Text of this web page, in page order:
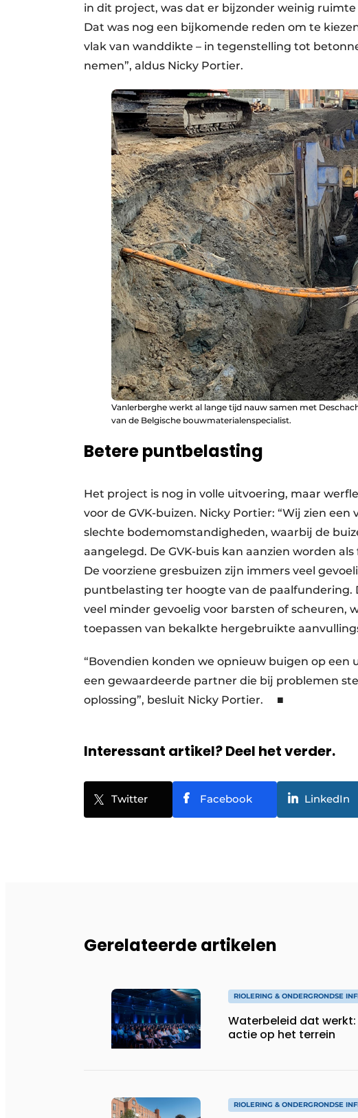
in dit project, was dat er bijzonder weinig
Dat was nog een bijkomende reden om te
vlak van wanddikte – in tegenstelling tot
nemen”, aldus Nicky Portier.
Vanlerberghe werkt al lange tijd nauw samen met
van de Belgische bouwmaterialenspecialist.
Betere puntbelasting
Het project is nog in volle uitvoering, maar
voor de GVK-buizen. Nicky Portier: “Wij zien
slechte bodemomstandigheden, waarbij de
aangelegd. De GVK-buis kan aanzien worden
De voorziene gresbuizen zijn immers veel
puntbelasting ter hoogte van de paalfundering.
veel minder gevoelig voor barsten of scheuren,
toepassen van bekalkte hergebruikte
“Bovendien konden we opnieuw buigen op
een gewaardeerde partner die bij problemen
oplossing”, besluit Nicky Portier. ■
Interessant artikel? Deel het verder.
Twitter Facebook LinkedIn
Gerelateerde artikelen
RIOLERING & ONDERGRONDSE
Waterbeleid dat
actie op het terrein
RIOLERING & ONDERGRONDSE